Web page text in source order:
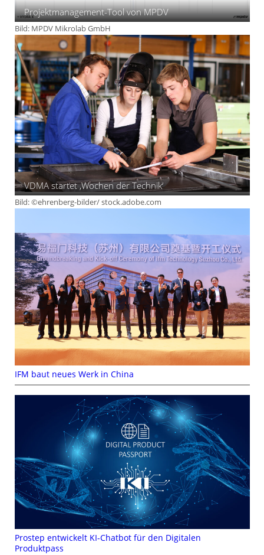
Projektmanagement-Tool von MPDV
Bild: MPDV Mikrolab GmbH
VDMA startet ‚Wochen der Technik‘
Bild: ©ehrenberg-bilder/ stock.adobe.com
IFM baut neues Werk in China
Prostep entwickelt KI-Chatbot für den Digitalen
Produktpass